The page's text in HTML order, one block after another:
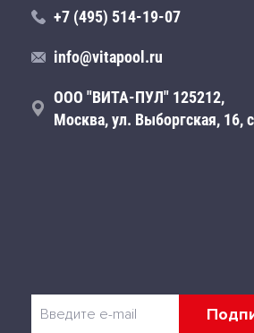
+7 (495) 514-19-07
info@vitapool.ru
ООО "ВИТА-ПУЛ" 125212,
Москва, ул. Выборгская, 16,